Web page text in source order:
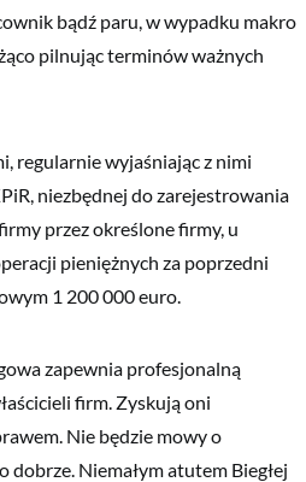
bądź paru, w wypadku makro
pilnując terminów ważnych
regularnie wyjaśniając z nimi
niezbędnej do zarejestrowania
przez określone firmy, u
pieniężnych za poprzedni
1 200 000 euro.
zapewnia profesjonalną
firm. Zyskują oni
Nie będzie mowy o
Niemałym atutem Biegłej